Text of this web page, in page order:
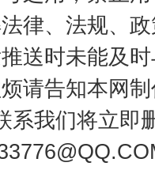
律、法规、
送时未能及
请告知本网
系我们将立即